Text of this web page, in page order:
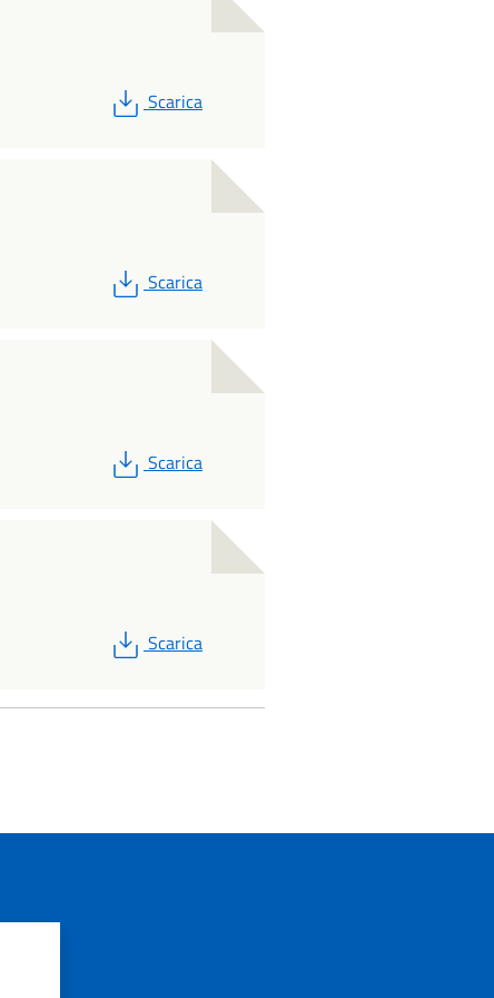
PDF
Scarica
PDF
Scarica
PDF
Scarica
PDF
Scarica